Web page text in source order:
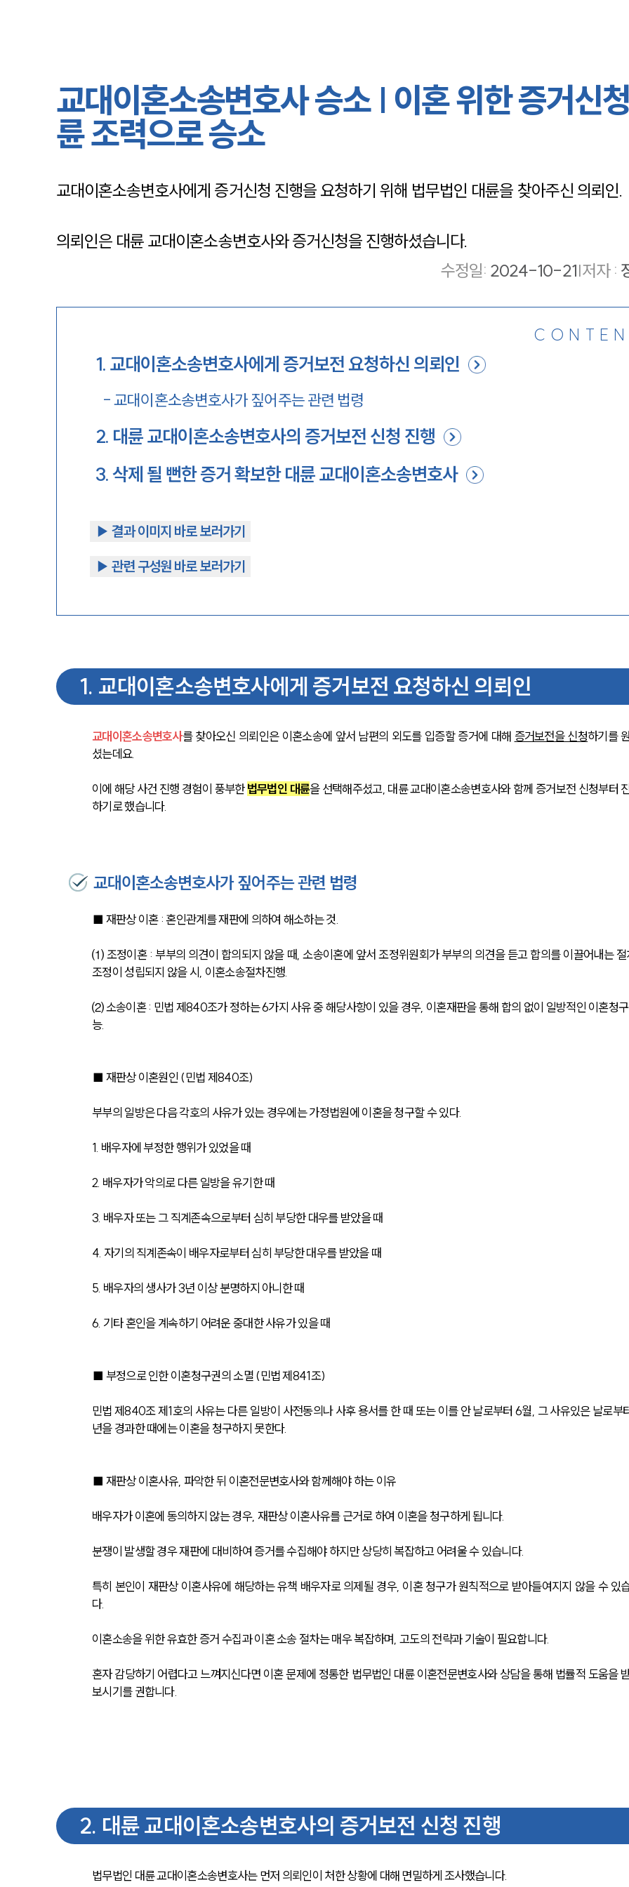
교대이혼소송변호사 승소 | 이혼 위한 증거신
륜 조력으로 승소
교대이혼소송변호사에게 증거신청 진행을 요청하기 위해 법무법인 대륜을 찾아주신 의뢰인.
의뢰인은 대륜 교대이혼소송변호사와 증거신청을 진행하셨습니다.
수정일: 2024-10-21|저자 :
1. 교대이혼소송변호사에게 증거보전 요청하신 의뢰인
-교대이혼소송변호사가 짚어주는 관련 법령
2. 대륜 교대이혼소송변호사의 증거보전 신청 진행
3.삭제 될 뻔한 증거 확보한 대륜 교대이혼소송변호사
▶︎ 결과 이미지 바로 보러가기
▶︎ 관련 구성원 바로 보러가기
1. 교대이혼소송변호사에게 증거보전 요청하신 의뢰인
교대이혼소송변호사를 찾아오신 의뢰인은 이혼소송에 앞서 남편의 외도를 입증할 증거에 대해 증거보전을 신청하기를
셨는데요.
이에 해당 사건 진행 경험이 풍부한 법무법인 대륜을 선택해주셨고, 대륜 교대이혼소송변호사와 함께 증거보전 신청부터
하기로 했습니다.
교대이혼소송변호사가 짚어주는 관련 법령
■ 재판상 이혼 : 혼인관계를 재판에 의하여 해소하는 것.
⑴ 조정이혼 : 부부의 의견이 합의되지 않을 때, 소송이혼에 앞서 조정위원회가 부부의 의견을 듣고 합의를 이끌어내는 절
조정이 성립되지 않을 시, 이혼소송절차진행.
⑵ 소송이혼 : 민법 제840조가 정하는 6가지 사유 중 해당사항이 있을 경우, 이혼재판을 통해 합의 없이 일방적인 이혼청
능.
■ 재판상 이혼원인 (민법 제840조)
부부의 일방은 다음 각호의 사유가 있는 경우에는 가정법원에 이혼을 청구할 수 있다.
1. 배우자에 부정한 행위가 있었을 때
2. 배우자가 악의로 다른 일방을 유기한 때
3. 배우자 또는 그 직계존속으로부터 심히 부당한 대우를 받았을 때
4. 자기의 직계존속이 배우자로부터 심히 부당한 대우를 받았을 때
5. 배우자의 생사가 3년 이상 분명하지 아니한 때
6. 기타 혼인을 계속하기 어려운 중대한 사유가 있을 때
■ 부정으로 인한 이혼청구권의 소멸 (민법 제841조)
민법 제840조 제1호의 사유는 다른 일방이 사전동의나 사후 용서를 한 때 또는 이를 안 날로부터 6월, 그 사유있은 날로부
년을 경과한 때에는 이혼을 청구하지 못한다.
■ 재판상 이혼사유, 파악한 뒤 이혼전문변호사와 함께해야 하는 이유
배우자가 이혼에 동의하지 않는 경우, 재판상 이혼사유를 근거로 하여 이혼을 청구하게 됩니다.
분쟁이 발생할 경우 재판에 대비하여 증거를 수집해야 하지만 상당히 복잡하고 어려울 수 있습니다.
특히 본인이 재판상 이혼사유에 해당하는 유책 배우자로 의제될 경우, 이혼 청구가 원칙적으로 받아들여지지 않을 수 있
다.
이혼소송을 위한 유효한 증거 수집과 이혼 소송 절차는 매우 복잡하며, 고도의 전략과 기술이 필요합니다.
혼자 감당하기 어렵다고 느껴지신다면 이혼 문제에 정통한 법무법인 대륜 이혼전문변호사와 상담을 통해 법률적 도움을
보시기를 권합니다.
2. 대륜 교대이혼소송변호사의 증거보전 신청 진행
법무법인 대륜 교대이혼소송변호사는 먼저 의뢰인이 처한 상황에 대해 면밀하게 조사했습니다.